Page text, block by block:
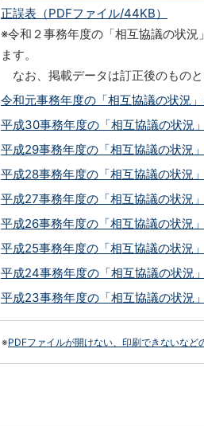
正誤表（PDFファイル/44KB）
※令和２事務年度の「相互協議の状
ます。
なお、掲載データは訂正後のものと
令和元事務年度の「相互協議の状況
平成30事務年度の「相互協議の状況
平成29事務年度の「相互協議の状況
平成28事務年度の「相互協議の状況
平成27事務年度の「相互協議の状況
平成26事務年度の「相互協議の状況
平成25事務年度の「相互協議の状況
平成24事務年度の「相互協議の状況
平成23事務年度の「相互協議の状況
※PDFファイルが開けない、印刷できないなど